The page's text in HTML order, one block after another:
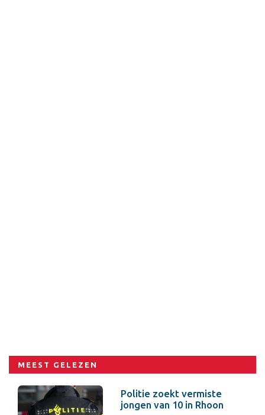
MEEST GELEZEN
Politie zoekt vermiste
jongen van 10 in Rhoon